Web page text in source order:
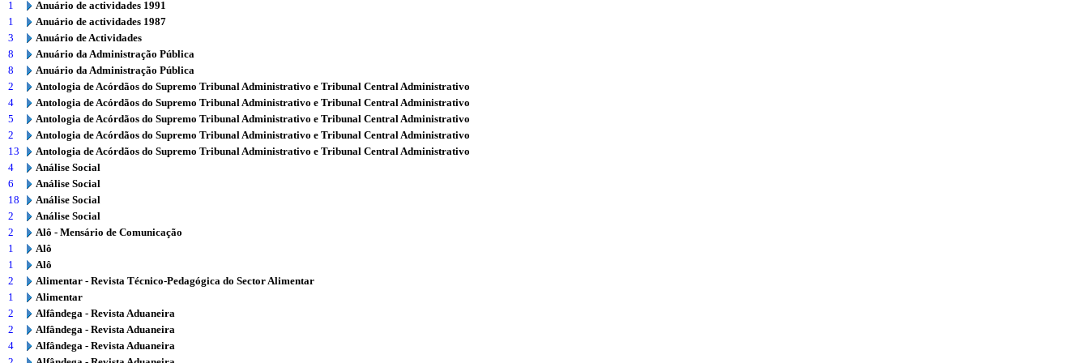
1
Anuário de actividades 1991
1
Anuário de actividades 1987
3
Anuário de Actividades
8
Anuário da Administração Pública
8
Anuário da Administração Pública
2
Antologia de Acórdãos do Supremo Tribunal Administrativo e Tribunal Central Administrativo
4
Antologia de Acórdãos do Supremo Tribunal Administrativo e Tribunal Central Administrativo
5
Antologia de Acórdãos do Supremo Tribunal Administrativo e Tribunal Central Administrativo
2
Antologia de Acórdãos do Supremo Tribunal Administrativo e Tribunal Central Administrativo
13
Antologia de Acórdãos do Supremo Tribunal Administrativo e Tribunal Central Administrativo
4
Análise Social
6
Análise Social
18
Análise Social
2
Análise Social
2
Alô - Mensário de Comunicação
1
Alô
1
Alô
2
Alimentar - Revista Técnico-Pedagógica do Sector Alimentar
1
Alimentar
2
Alfândega - Revista Aduaneira
2
Alfândega - Revista Aduaneira
4
Alfândega - Revista Aduaneira